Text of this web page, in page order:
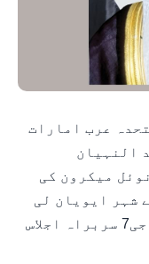
2026 (وام) -- متحدہ عرب امارات
النہیان
میکرون کی
کے شہر ایویان لی
بان میں منعقد ہونے والے 52ویں جی7 سربراہ اجلاس